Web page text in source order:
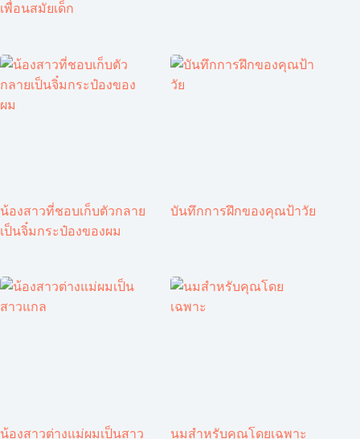
เพื่อนสมัยเด็ก
น้องสาวที่ชอบเก็บตัวกลาย
เป็นจิ๋มกระป๋องของผม
บันทึกการฝึกของคุณป้าวัย
น้องสาวต่างแม่ผมเป็นสาว นมสำหรับคุณโดยเฉพาะ